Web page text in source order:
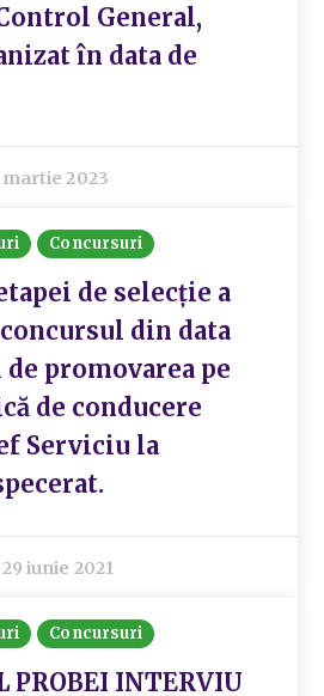
General,
în data de
martie 2023
Concursuri
de selecție a
din data
de promovarea pe
de conducere
Serviciu la
29 iunie 2021
Concursuri
PROBEI INTERVIU